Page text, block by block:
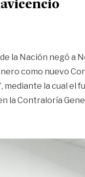
la Nación negó a
como nuevo
mediante la cual el
la Contraloría